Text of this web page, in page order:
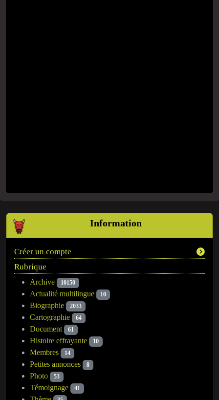
Information
Créer un compte
Rubrique
Archive 10150
Actualité multilingue 10
Biographie 2033
Cartographie 64
Document 61
Histoire effrayante 10
Membres 14
Petites annonces 8
Photo 53
Témoignage 41